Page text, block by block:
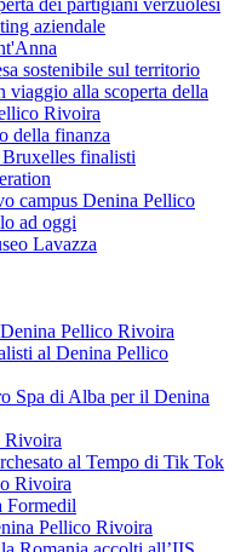
dei partigiani verzuolesi
aziendale
sostenibile sul territorio
alla scoperta della
Rivoira
della finanza
finalisti
campus Denina Pellico
ad oggi
Lavazza
Pellico Rivoira
al Denina Pellico
Spa di Alba per il Denina
Rivoira
al Tempo di Tik Tok
Rivoira
Formedil
Pellico Rivoira